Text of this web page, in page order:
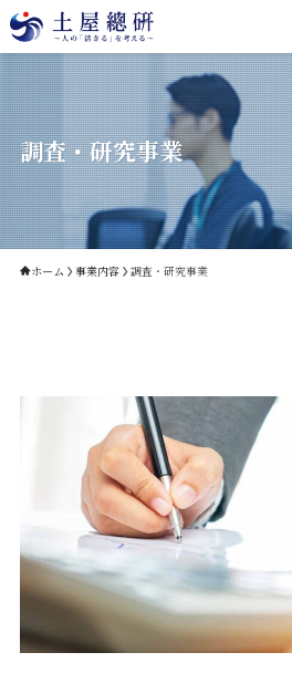
調査・研究事業
ホーム 事業内容 調査・研究事業